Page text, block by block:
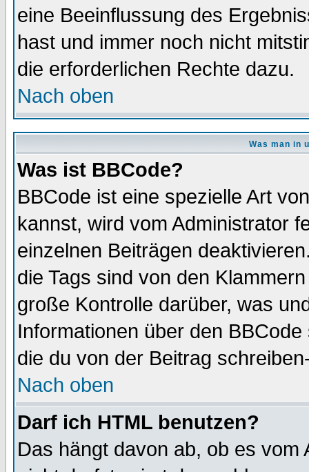
eine Beeinflussung des
hast und immer noch nicht
die erforderlichen Rechte dazu.
Nach oben
Was man in
Was ist BBCode?
BBCode ist eine spezielle Art
kannst, wird vom Administrator
einzelnen Beiträgen
die Tags sind von den
große Kontrolle darüber, was
Informationen über den
die du von der Beitrag
Nach oben
Darf ich HTML benutzen?
Das hängt davon ab, ob es